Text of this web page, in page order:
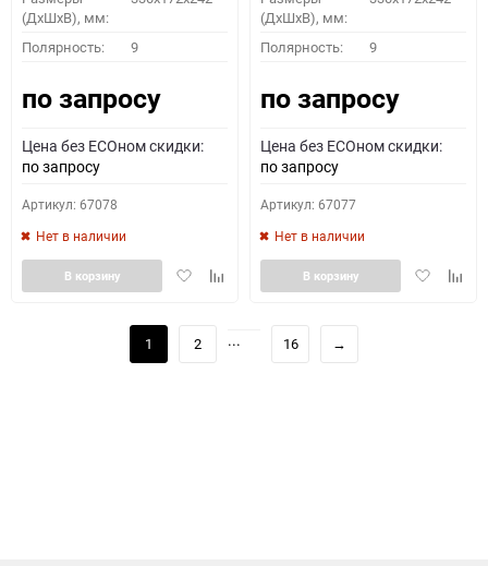
(ДхШхВ), мм:
Полярность: 9
по запросу
Цена без ECOном скидки:
по запросу
Артикул: 67078
Нет в наличии
ДобавитьДобавить
В корзину
(ДхШхВ), мм:
Полярность: 9
по запросу
Цена без ECOном скидки:
по запросу
Артикул: 67077
Нет в наличии
Добавить
В корзину
1 2 ... 16 →